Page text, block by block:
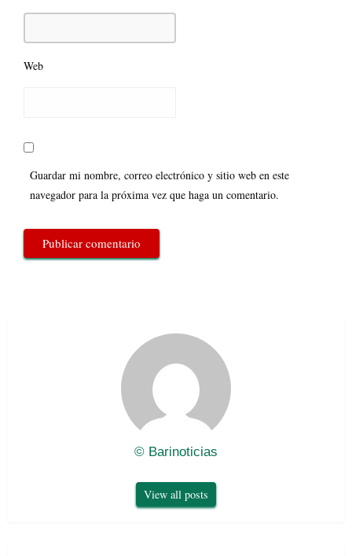
Web
Guardar mi nombre, correo electrónico y sitio web en este
navegador para la próxima vez que haga un comentario.
© Barinoticias
View all posts